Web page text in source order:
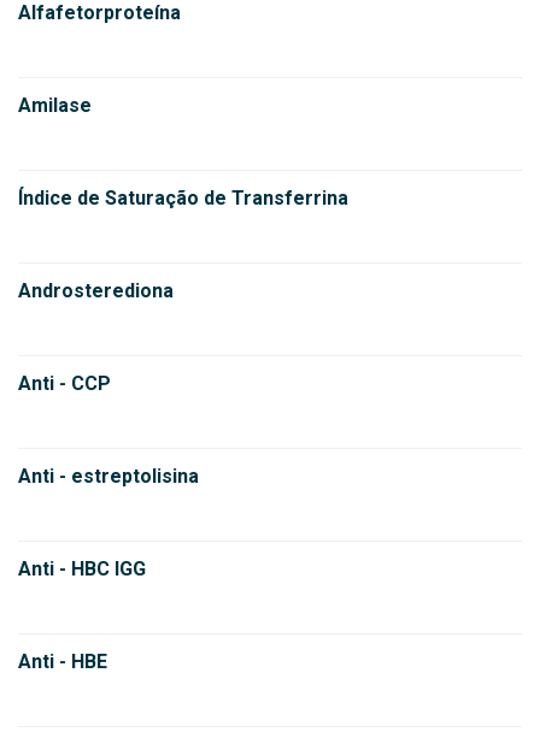
Alfafetorproteína
Amilase
Índice de Saturação de Transferrina
Androsterediona
Anti - CCP
Anti - estreptolisina
Anti - HBC IGG
Anti - HBE